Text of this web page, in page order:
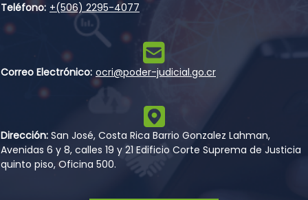
Teléfono: +(506) 2295-4077
Correo Electrónico: ocri@poder-judicial.go.cr
Dirección: San José, Costa Rica Barrio Gonzalez Lahman,
Avenidas 6 y 8, calles 19 y 21 Edificio Corte Suprema de Justicia
quinto piso, Oficina 500.